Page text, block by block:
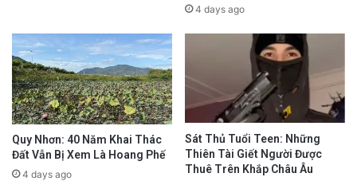
4 days ago
Quy Nhơn: 40 Năm Khai Thác
Đất Vẫn Bị Xem Là Hoang Phế
4 days ago
Sát Thủ Tuổi Teen: Những
Thiên Tài Giết Người Được
Thuê Trên Khắp Châu Âu